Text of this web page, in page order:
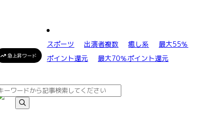
急上昇ワード
スポーツ 出演者複数 癒し系
最大55％
ポイント還元
最大70％ポイント還元